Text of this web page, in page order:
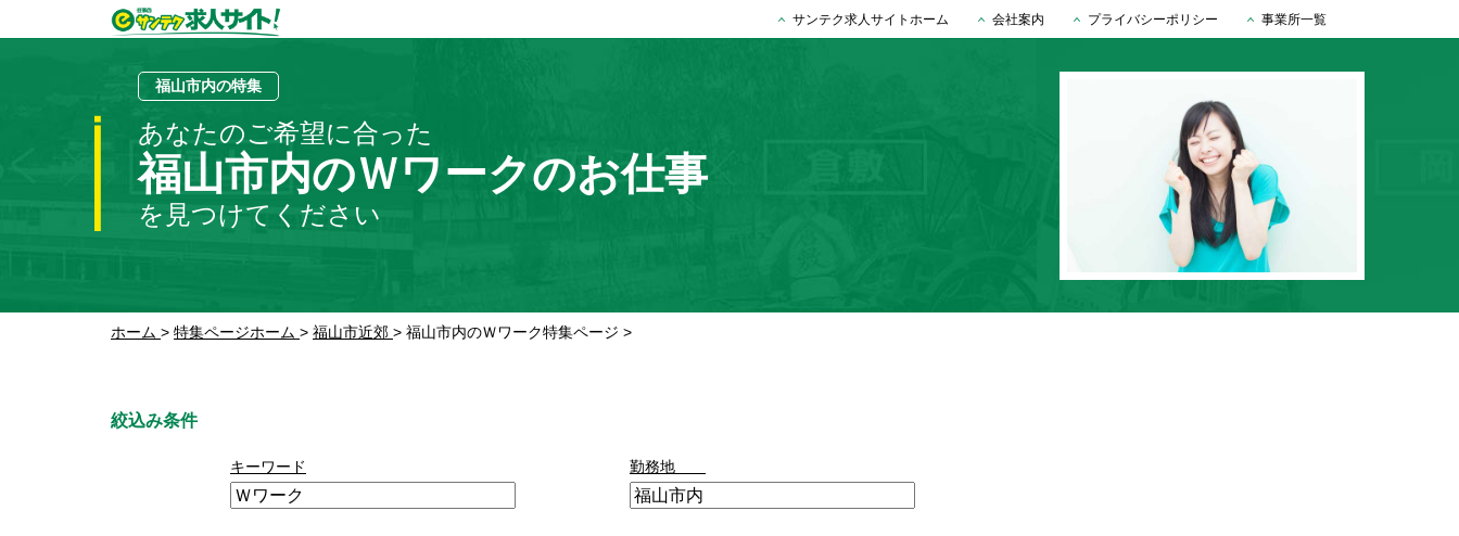
サンテク求人サイトホーム 会社案内 プライバシーポリシー 事業所一覧
福山市内の特集
あなたのご希望に合った
福山市内のＷワークのお仕事
を見つけてください
ホーム > 特集ページホーム > 福山市近郊 > 福山市内のＷワーク特集ページ >
絞込み条件
キーワード 勤務地